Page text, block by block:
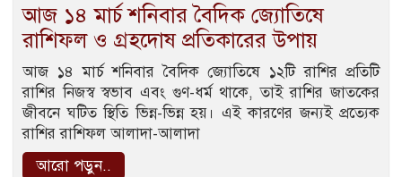
আজ ১৪ মার্চ শনিবার বৈদিক জ্যোতিষে
রাশিফল ও গ্রহদোষ প্রতিকারের উপায়
আজ ১৪ মার্চ শনিবার বৈদিক জ্যোতিষে ১২টি রাশির প্রতিটি
রাশির নিজস্ব স্বভাব এবং গুণ-ধর্ম থাকে, তাই রাশির জাতকের
জীবনে ঘটিত স্থিতি ভিন্ন-ভিন্ন হয়। এই কারণের জন্যই প্রত্যেক
রাশির রাশিফল আলাদা-আলাদা
আরো পড়ুন..